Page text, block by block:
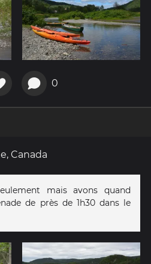
0
Canada
mais avons quand
de près de 1h30 dans le